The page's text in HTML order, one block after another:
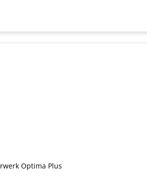
Optima Plus